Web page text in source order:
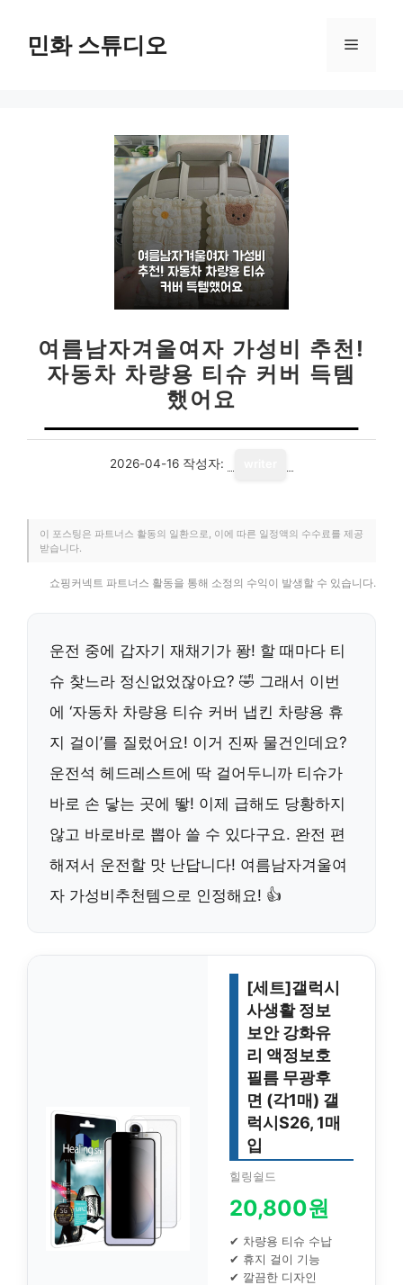
민화 스튜디오 메
여름남자겨울여자 가성비 추천!
자동차 차량용 티슈 커버 득템
했어요
2026-04-16 작성자:
이 포스팅은 파트너스 활동의 일환으로, 이에 따른 일정액의 수수료를 제공
받습니다.
쇼핑커넥트 파트너스 활동을 통해 소정의 수익이 발생할 수 있습니다.
운전 중에 갑자기 재채기가 퐝! 할 때마다 티
슈 찾느라 정신없었잖아요? 🤣 그래서 이번
에 ‘자동차 차량용 티슈 커버 냅킨 차량용 휴
지 걸이’를 질렀어요! 이거 진짜 물건인데요?
운전석 헤드레스트에 딱 걸어두니까 티슈가
바로 손 닿는 곳에 뙇! 이제 급해도 당황하지
않고 바로바로 뽑아 쓸 수 있다구요. 완전 편
해져서 운전할 맛 난답니다! 여름남자겨울여
자 가성비추천템으로 인정해요! 👍
[세트]갤럭시
사생활 정보
보안 강화유
리 액정보호
필름 무광후
면 (각1매) 갤
럭시S26, 1매
입
힐링쉴드
20,800원
✔ 차량용 티슈 수납
✔ 휴지 걸이 기능
✔ 깔끔한 디자인